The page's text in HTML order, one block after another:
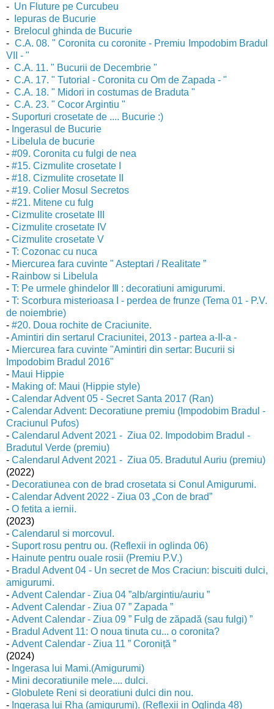
- Un Fluture pe Curcubeu
-
Iepuras de Bucurie
- Brelocul ghinda de Bucurie
- C.A. 08. " Coronita cu coronite - Premiu Impodobim Bradul
VII - "
- C.A. 11. " Bucurii de Decembrie "
- C.A. 17. " Tutorial - Coronita cu Om de Zapada - "
- C.A. 18. " Midori in costumas de Braduta "
- C.A. 23. " Cocor Argintiu "
- Suporturi crosetate de .... Bucurie :)
- Ingerasul de Bucurie
- Libelula de bucurie
- #09. Coronita cu fulgi de nea
- #15. Cizmulite crosetate I
- #18. Cizmulite crosetate II
- #19. Colier Mosul Secretos
- #21. Mitene cu fulg
- Cizmulite crosetate III
- Cizmulite crosetate IV
- Cizmulite crosetate V
- T: Cozonac cu nuca
- Miercurea fara cuvinte " Asteptari / Realitate ”
- Rainbow si Libelula
- T: Pe urmele ghindelor Ⅲ : decoratiuni amigurumi.
- T: Scorbura misterioasa I - perdea de frunze (Tema 01 - P.V.
de noiembrie)
- #20. Doua rochite de Craciunite.
-Amintiri din sertarul Craciunitei, 2013 - partea a-II-a -
- Miercurea fara cuvinte "Amintiri din sertar: Bucurii si
Impodobim Bradul 2016"
- Maui Hippie
- Making of: Maui (Hippie style)
- Calendar Advent 05 - Secret Santa 2017 (Ran)
- Calendar Advent: Decoratiune premiu (Impodobim Bradul -
Craciunul Pufos)
- Calendarul Advent 2021 - Ziua 02. Impodobim Bradul -
Bradutul Verde (premiu)
- Calendarul Advent 2021 - Ziua 05. Bradutul Auriu (premiu)
(2022)
- Decoratiunea con de brad crosetata si Conul Amigurumi.
- Calendar Advent 2022 - Ziua 03 „Con de brad”
- O fetita a iernii.
(2023)
- Calendarul si morcovul.
- Suport rosu pentru ou. (Reflexii in oglinda 06)
- Hainute pentru ouale rosii (Premiu P.V.)
- Bradul Advent 04 - Un secret de Mos Craciun: biscuiti dulci,
amigurumi.
- Advent Calendar - Ziua 04 ”alb/argintiu/auriu ”
- Advent Calendar - Ziua 07 ” Zapada ”
- Advent Calendar - Ziua 09 ” Fulg de zăpadă (sau fulgi) ”
- Bradul Advent 11: O noua tinuta cu... o coronita?
- Advent Calendar - Ziua 11 ” Coroniță ”
(2024)
- Ingerasa lui Mami.(Amigurumi)
- Mini decoratiunile mele.... dulci.
- Globulete Reni si deoratiuni dulci din nou.
- Ingerasa lui Rha (amigurumi). (Reflexii in Oglinda 48)